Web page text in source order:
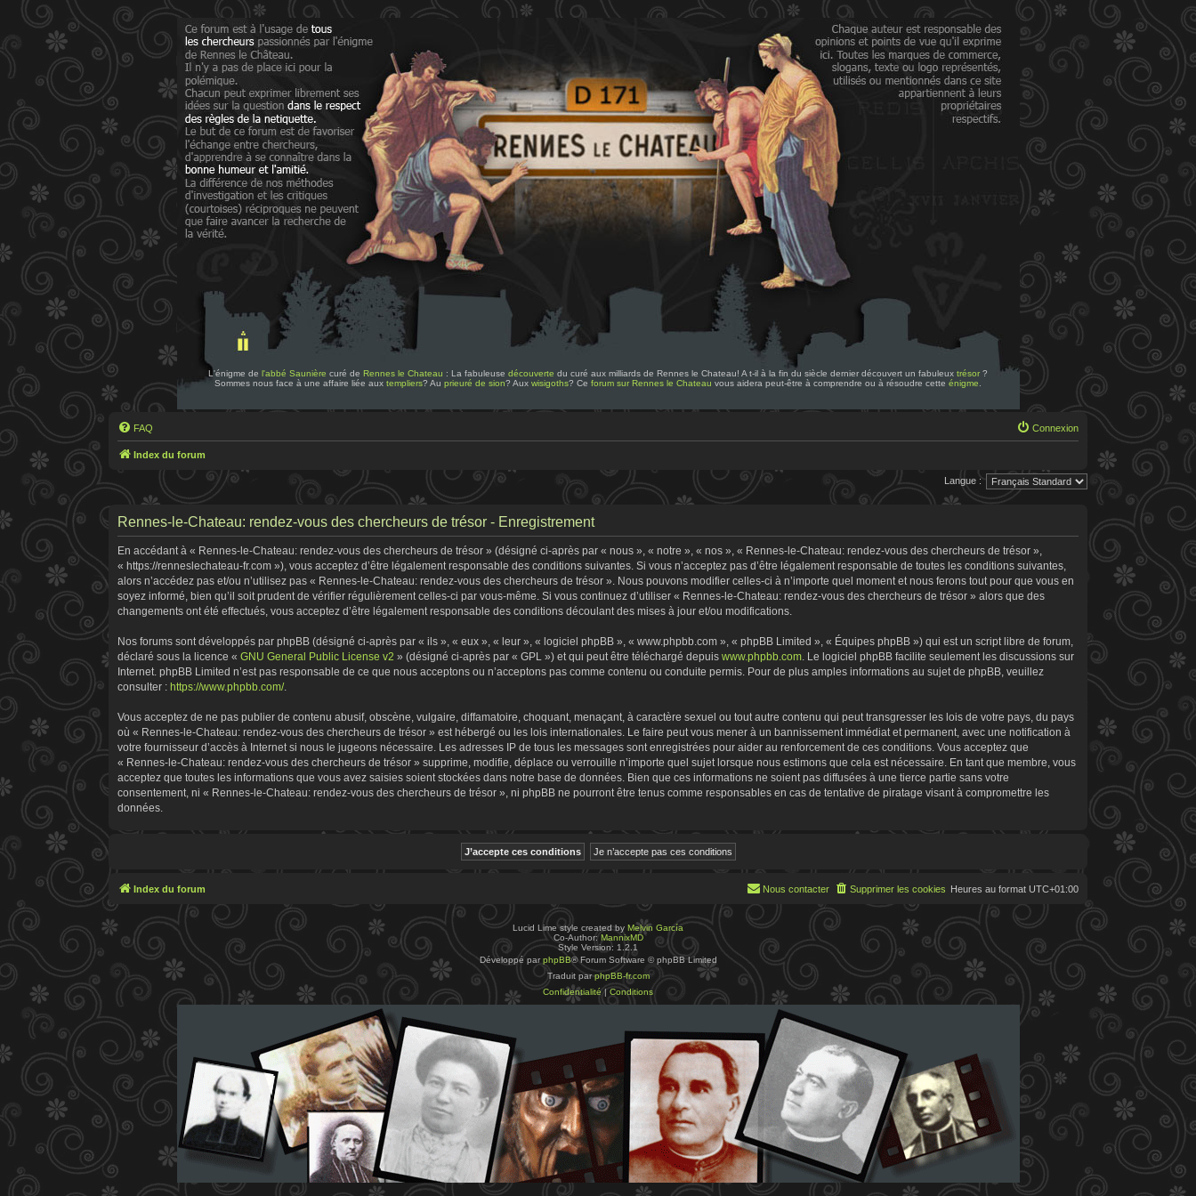
L'énigme de l'abbé Saunière curé de Rennes le Chateau : La fabuleuse découverte du curé aux milliards de Rennes le Chateau! A t-il à la fin du siècle dernier découvert un fabuleux trésor ?
Sommes nous face à une affaire liée aux templiers? Au prieuré de sion? Aux wisigoths? Ce forum sur Rennes le Chateau vous aidera peut-être à comprendre ou à résoudre cette énigme
FAQ Connexion
Index du forum
Langue :
Rennes-le-Chateau: rendez-vous des chercheurs de trésor - Enregistrement
En accédant à « Rennes-le-Chateau: rendez-vous des chercheurs de trésor » (désigné ci-après par « nous », « notre », « nos », « Rennes-le-Chateau: rendez-vous des chercheurs de trésor »,
« https://renneslechateau-fr.com »), vous acceptez d’être légalement responsable des conditions suivantes. Si vous n’acceptez pas d’être légalement responsable de toutes les conditions suivantes,
alors n’accédez pas et/ou n’utilisez pas « Rennes-le-Chateau: rendez-vous des chercheurs de trésor ». Nous pouvons modifier celles-ci à n’importe quel moment et nous ferons tout pour que vous en
soyez informé, bien qu’il soit prudent de vérifier régulièrement celles-ci par vous-même. Si vous continuez d’utiliser « Rennes-le-Chateau: rendez-vous des chercheurs de trésor » alors que des
changements ont été effectués, vous acceptez d’être légalement responsable des conditions découlant des mises à jour et/ou modifications.
Nos forums sont développés par phpBB (désigné ci-après par « ils », « eux », « leur », « logiciel phpBB », « www.phpbb.com », « phpBB Limited », « Équipes phpBB ») qui est un script libre de forum,
déclaré sous la licence « GNU General Public License v2 » (désigné ci-après par « GPL ») et qui peut être téléchargé depuis www.phpbb.com . Le logiciel phpBB facilite seulement les discussions sur
Internet. phpBB Limited n’est pas responsable de ce que nous acceptons ou n’acceptons pas comme contenu ou conduite permis. Pour de plus amples informations au sujet de phpBB, veuillez
consulter : https://www.phpbb.com/.
Vous acceptez de ne pas publier de contenu abusif, obscène, vulgaire, diffamatoire, choquant, menaçant, à caractère sexuel ou tout autre contenu qui peut transgresser les lois de votre pays, du pays
où « Rennes-le-Chateau: rendez-vous des chercheurs de trésor » est hébergé ou les lois internationales. Le faire peut vous mener à un bannissement immédiat et permanent, avec une notification à
votre fournisseur d’accès à Internet si nous le jugeons nécessaire. Les adresses IP de tous les messages sont enregistrées pour aider au renforcement de ces conditions. Vous acceptez que
« Rennes-le-Chateau: rendez-vous des chercheurs de trésor » supprime, modifie, déplace ou verrouille n’importe quel sujet lorsque nous estimons que cela est nécessaire. En tant que membre, vous
acceptez que toutes les informations que vous avez saisies soient stockées dans notre base de données. Bien que ces informations ne soient pas diffusées à une tierce partie sans votre
consentement, ni « Rennes-le-Chateau: rendez-vous des chercheurs de trésor », ni phpBB ne pourront être tenus comme responsables en cas de tentative de piratage visant à compromettre les
données.
Index du forum Heures au format UTC+01:00
Supprimer les cookies
Nous contacter
Lucid Lime style created by Melvin García
Co-Author:MannixMD
Style Version: 1.2.1
Développé parphpBB® Forum Software © phpBB Limited
Traduit parphpBB-fr.com
Confidentialité |Conditions